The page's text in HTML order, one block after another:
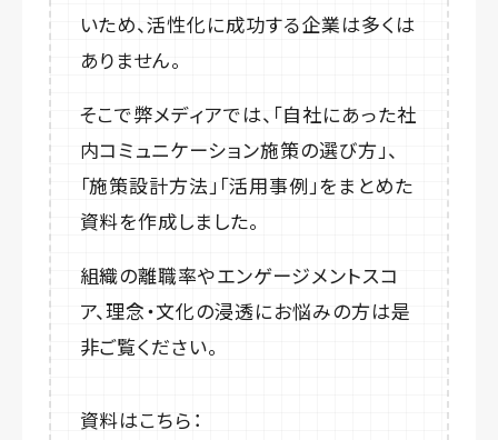
いため、活性化に成功する企業は多くは
ありません。
そこで弊メディアでは、「自社にあった社
内コミュニケーション施策の選び方」、
「施策設計方法」「活用事例」をまとめた
資料を作成しました。
組織の離職率やエンゲージメントスコ
ア、理念・文化の浸透にお悩みの方は是
非ご覧ください。
資料はこちら：